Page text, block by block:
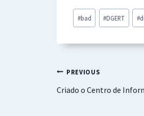
b
o
o
at
sA
p
n
Post
Tags:
#bad #DGERT #
Navegação
de
PREVIOUS
Criado o Centro de